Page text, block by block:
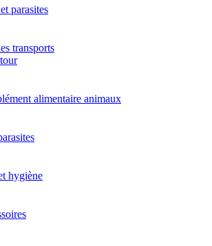
parasites
transports
alimentaire animaux
hygiène